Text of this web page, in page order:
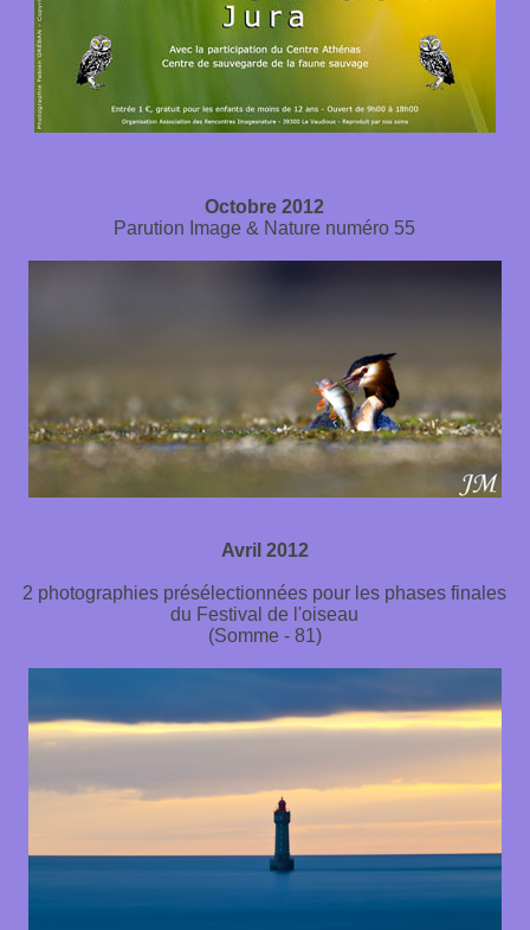
Octobre 2012
Parution Image & Nature numéro 55
Avril 2012
2 photographies présélectionnées pour les phases finales
du Festival de l'oiseau
(Somme - 81)